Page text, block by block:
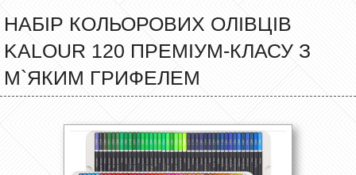
НАБІР КОЛЬОРОВИХ ОЛІВЦІВ
KALOUR 120 ПРЕМІУМ-КЛАСУ З
М`ЯКИМ ГРИФЕЛЕМ